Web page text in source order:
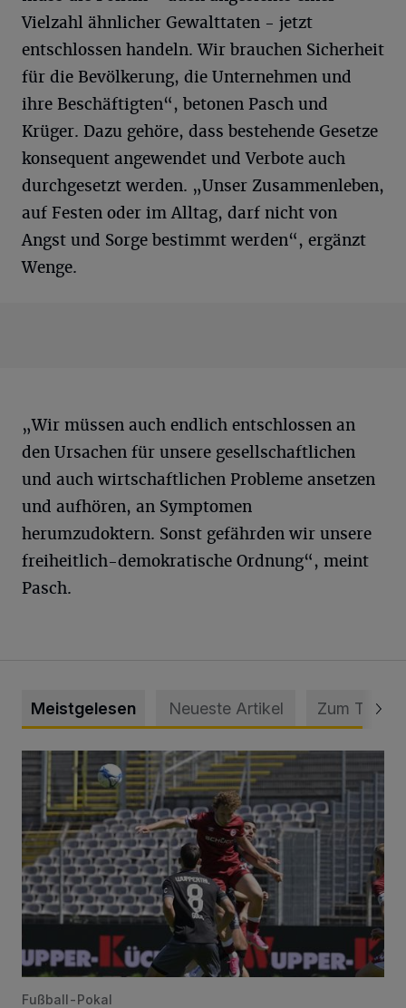
Vielzahl ähnlicher Gewalttaten - jetzt
entschlossen handeln. Wir brauchen Sicherheit
für die Bevölkerung, die Unternehmen und
ihre Beschäftigten“, betonen Pasch und
Krüger. Dazu gehöre, dass bestehende Gesetze
konsequent angewendet und Verbote auch
durchgesetzt werden. „Unser Zusammenleben,
auf Festen oder im Alltag, darf nicht von
Angst und Sorge bestimmt werden“, ergänzt
Wenge.
„Wir müssen auch endlich entschlossen an
den Ursachen für unsere gesellschaftlichen
und auch wirtschaftlichen Probleme ansetzen
und aufhören, an Symptomen
herumzudoktern. Sonst gefährden wir unsere
freiheitlich-demokratische Ordnung“, meint
Pasch.
Meistgelesen Neueste Artikel Zum Thema
WSV: Übertragung im Barmer Bahnhof und klare Ansage
Fußball-Pokal